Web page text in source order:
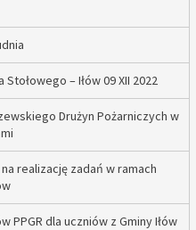
Stołowego – Iłów 09 XII 2022
Drużyn Pożarniczych w
realizację zadań w ramach
PPGR dla uczniów z Gminy Iłów